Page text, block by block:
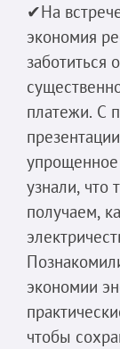
✔На
экономия
платежи. С
упрощенное
узнали, что
получаем,
экономии
чтобы